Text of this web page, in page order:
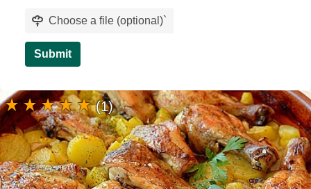
Choose a file (optional)`
Submit
(1)